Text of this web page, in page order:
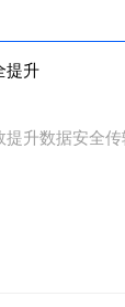
提升
提升数据安全